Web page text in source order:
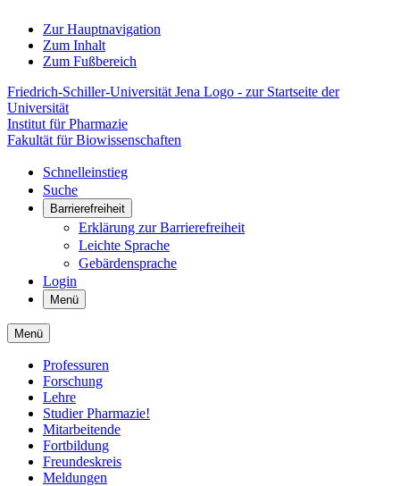
Zur Hauptnavigation
Zum Inhalt
Zum Fußbereich
Friedrich-Schiller-Universität Jena Logo - zur Startseite der
Universität
Institut für Pharmazie
Fakultät für Biowissenschaften
Schnelleinstieg
Suche
Barrierefreiheit
Erklärung zur Barrierefreiheit
Leichte Sprache
Gebärdensprache
Login
Menü
Menü
Professuren
Forschung
Lehre
Studier Pharmazie!
Mitarbeitende
Fortbildung
Freundeskreis
Meldungen